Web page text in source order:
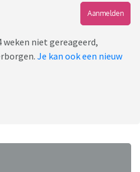
Aanmelden
niet gereageerd,
Je kan ook een nieuw